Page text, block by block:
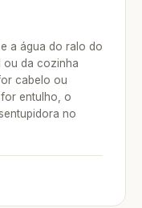
a água do ralo do
ou da cozinha
cabelo ou
entulho, o
no